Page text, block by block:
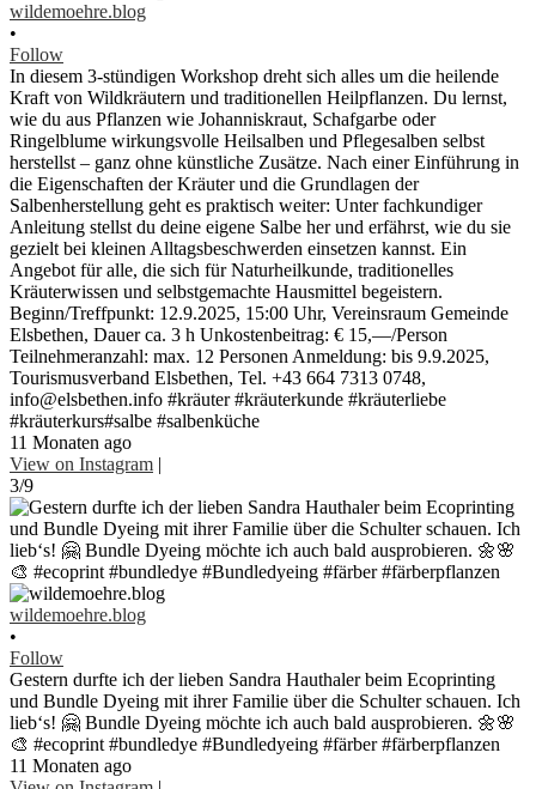
wildemoehre.blog
•
Follow
In diesem 3-stündigen Workshop dreht sich alles um die heilende
Kraft von Wildkräutern und traditionellen Heilpflanzen. Du lernst,
wie du aus Pflanzen wie Johanniskraut, Schafgarbe oder
Ringelblume wirkungsvolle Heilsalben und Pflegesalben selbst
herstellst – ganz ohne künstliche Zusätze. Nach einer Einführung in
die Eigenschaften der Kräuter und die Grundlagen der
Salbenherstellung geht es praktisch weiter: Unter fachkundiger
Anleitung stellst du deine eigene Salbe her und erfährst, wie du sie
gezielt bei kleinen Alltagsbeschwerden einsetzen kannst. Ein
Angebot für alle, die sich für Naturheilkunde, traditionelles
Kräuterwissen und selbstgemachte Hausmittel begeistern.
Beginn/Treffpunkt: 12.9.2025, 15:00 Uhr, Vereinsraum Gemeinde
Elsbethen, Dauer ca. 3 h Unkostenbeitrag: € 15,—/Person
Teilnehmeranzahl: max. 12 Personen Anmeldung: bis 9.9.2025,
Tourismusverband Elsbethen, Tel. +43 664 7313 0748,
info@elsbethen.info #kräuter #kräuterkunde #kräuterliebe
#kräuterkurs#salbe #salbenküche
11 Monaten ago
View on Instagram |
3/9
wildemoehre.blog
•
Follow
Gestern durfte ich der lieben Sandra Hauthaler beim Ecoprinting
und Bundle Dyeing mit ihrer Familie über die Schulter schauen. Ich
lieb‘s! 🤗 Bundle Dyeing möchte ich auch bald ausprobieren. 🌼🌸
🎨 #ecoprint #bundledye #Bundledyeing #färber #färberpflanzen
11 Monaten ago